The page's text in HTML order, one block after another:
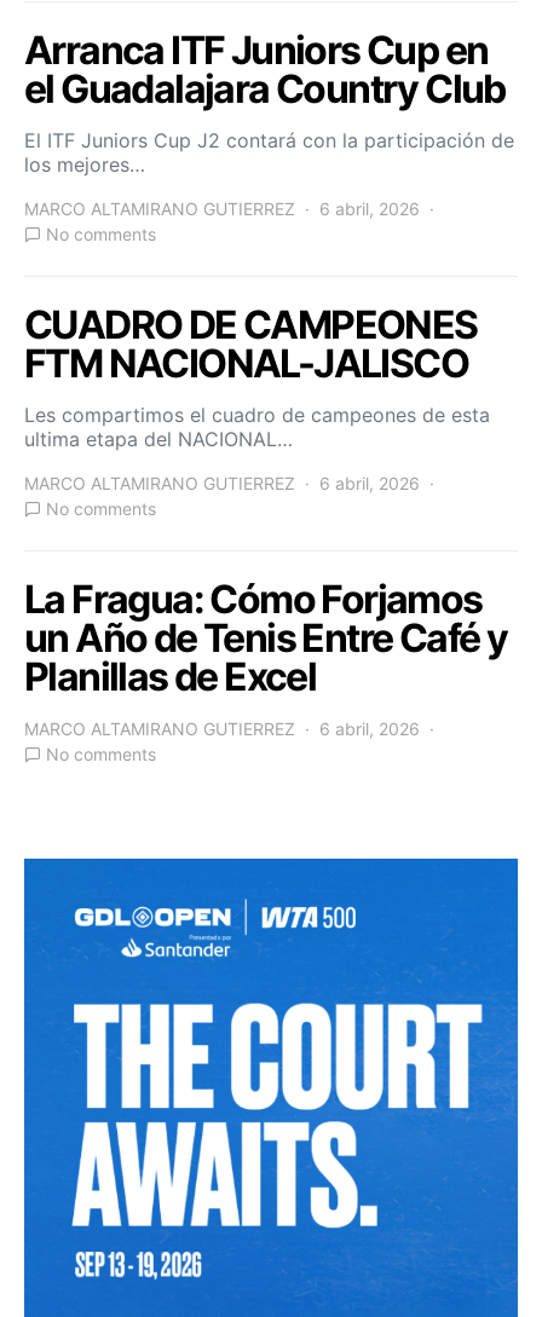
Arranca ITF Juniors Cup en
el Guadalajara Country Club
El ITF Juniors Cup J2 contará con la participación de
los mejores…
MARCO ALTAMIRANO GUTIERREZ
6 abril, 2026
No comments
CUADRO DE CAMPEONES
FTM NACIONAL-JALISCO
Les compartimos el cuadro de campeones de esta
ultima etapa del NACIONAL…
MARCO ALTAMIRANO GUTIERREZ
6 abril, 2026
No comments
La Fragua: Cómo Forjamos
un Año de Tenis Entre Café y
Planillas de Excel
MARCO ALTAMIRANO GUTIERREZ
6 abril, 2026
No comments